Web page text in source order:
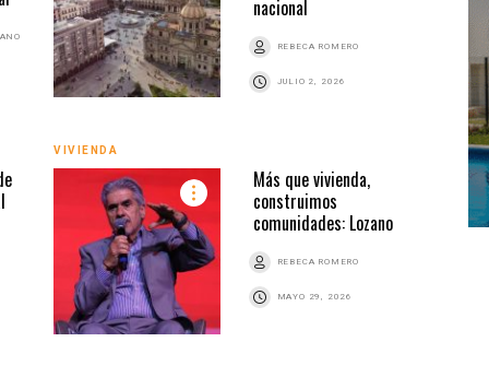
nacional
REBECA ROMERO
JULIO 2, 2026
VIVIENDA
Más que vivienda,
construimos
comunidades: Lozano
REBECA ROMERO
MAYO 29, 2026